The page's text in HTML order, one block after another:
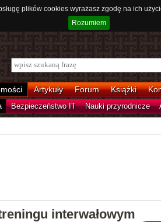
plików cookies wyrażasz zgodę na ich
Rozumiem
Artykuły Forum Książki
Bezpieczeństwo IT Nauki przyrodnicze
interwałowym